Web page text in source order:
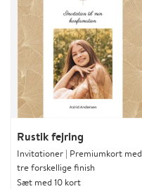
Rustik fejring
Invitationer | Premiumkort med
tre forskellige finish
Sæt med 10 kort